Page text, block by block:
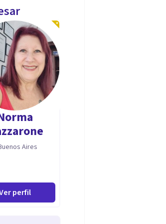
Aires
perfil